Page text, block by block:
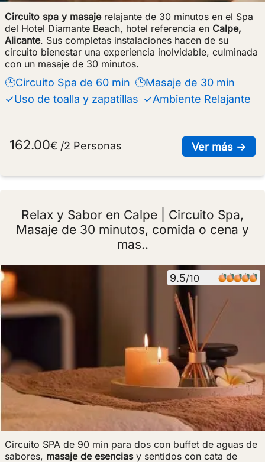
Circuito spa y masajerelajante de 30 minutos en el Spa
del Hotel Diamante Beach, hotel referencia en Calpe,
Alicante. Sus completas instalaciones hacen de su
circuito bienestar una experiencia inolvidable, culminada
con un masaje de 30 minutos.
🕒Circuito Spa de 60 min 🕒Masaje de 30 min
✓Uso de toalla y zapatillas ✓Ambiente Relajante
Ver más →
162.00€ /2 Personas
Relax y Sabor en Calpe | Circuito Spa,
Masaje de 30 minutos, comida o cena y
mas..
9.5/10
Circuito SPA de 90 min para dos con buffet de aguas de
sabores, masaje de esenciasy sentidos con cata de